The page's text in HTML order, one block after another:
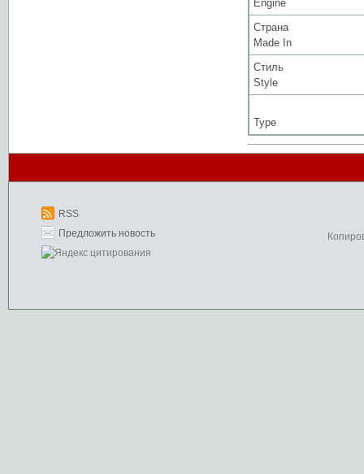
Engine
Страна
Made In
Стиль
Style
Type
RSS
Предложить новость